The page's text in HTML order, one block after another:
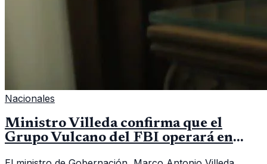
Nacionales
Ministro Villeda confirma que el
Grupo Vulcano del FBI operará en